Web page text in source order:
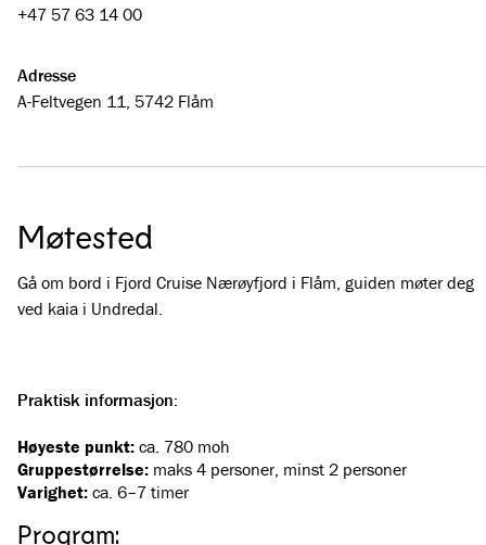
+47 57 63 14 00
Adresse
A-Feltvegen 11, 5742 Flåm
Møtested
Gå om bord i Fjord Cruise Nærøyfjord i Flåm, guiden møter deg
ved kaia i Undredal.
Praktisk informasjon:
Høyeste punkt: ca. 780 moh
Gruppestørrelse: maks 4 personer, minst 2 personer
Varighet: ca. 6–7 timer
Program: